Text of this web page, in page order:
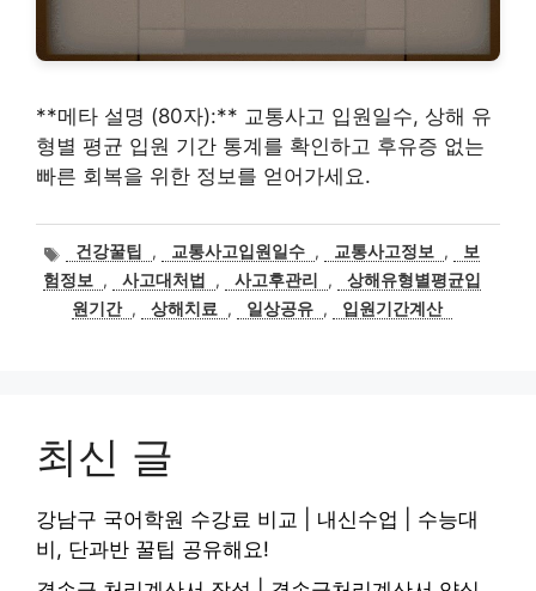
**메타 설명 (80자):** 교통사고 입원일수, 상해 유
형별 평균 입원 기간 통계를 확인하고 후유증 없는
빠른 회복을 위한 정보를 얻어가세요.
태
그
건강꿀팁 , 교통사고입원일수 , 교통사고정보 ,
보
험정보
, 사고대처법 , 사고후관리 ,
상해유형별평균입
원기간 , 상해치료 , 일상공유 , 입원기간계산
최신 글
강남구 국어학원 수강료 비교 | 내신수업 | 수능대
비, 단과반 꿀팁 공유해요!